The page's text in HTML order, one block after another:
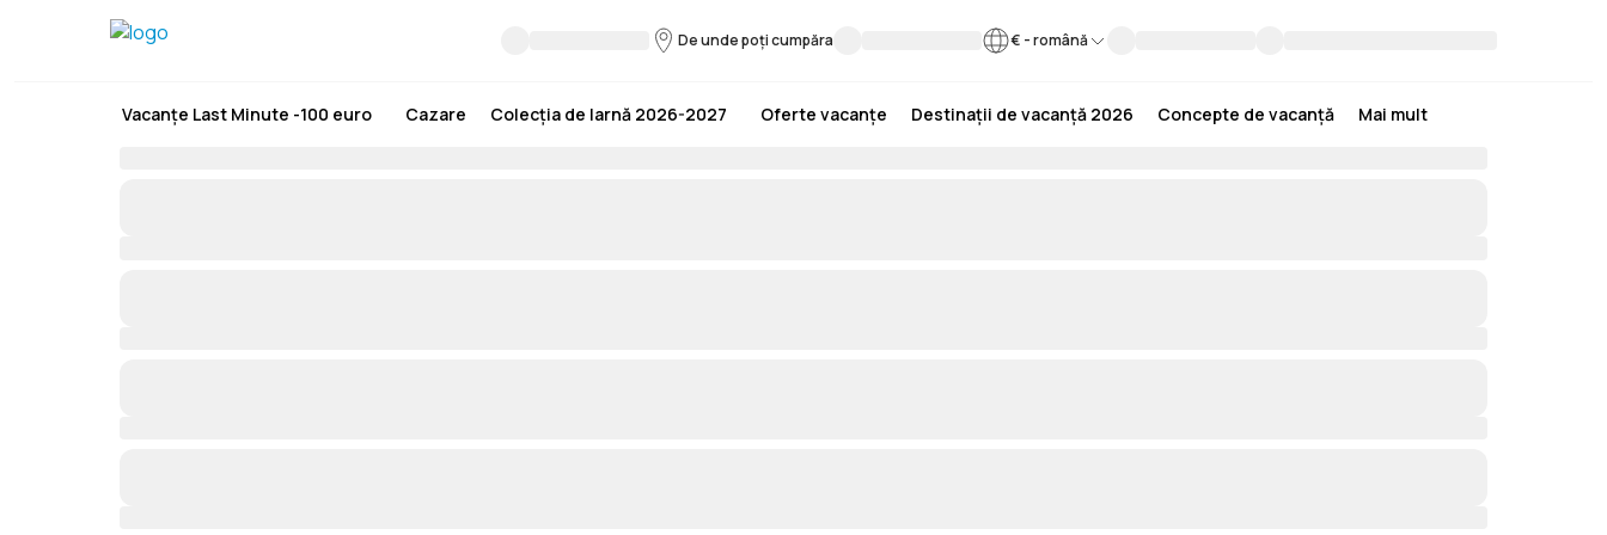
De unde poți cumpăra € -română
Vacanțe Last Minute -100 euro Cazare Colecția de Iarnă 2026-2027 Oferte vacanțe Destinații de vacanță 2026 Concepte de vacanță Mai mult